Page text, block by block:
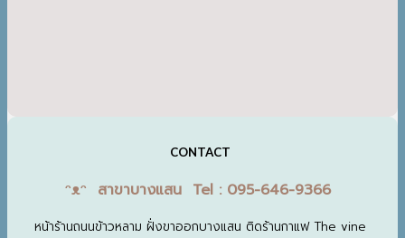
CONTACT
ᵔᴥᵔ สาขาบางแสน Tel : 095-646-9366
หน้าร้านถนนข้าวหลาม ฝั่งขาออกบางแสน ติดร้านกาแฟ The vine